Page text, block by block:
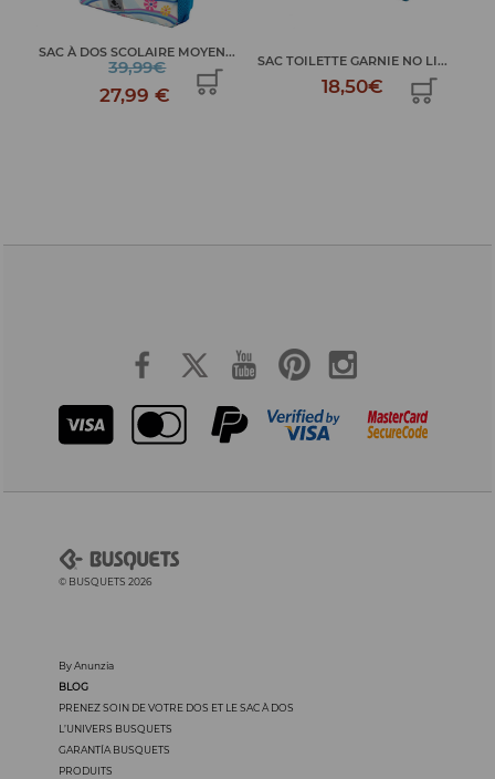
SAC À DOS SCOLAIRE MOYEN...
39,99€
27,99 €
SAC TOILETTE GARNIE NO LI...
18,50€
© BUSQUETS 2026
By Anunzia
BLOG
PRENEZ SOIN DE VOTRE DOS ET LE SAC À DOS
L’UNIVERS BUSQUETS
GARANTÍA BUSQUETS
PRODUITS